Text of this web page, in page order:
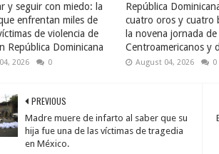
y seguir con miedo: la
enfrentan miles de
de violencia de
República Dominicana
2026 0
República
cuatro oros y cuatro
la novena jornada de
Centroamericanos y
August 04, 2026 0
PREVIOUS
Madre muere de infarto al saber que su
hija fue una de las víctimas de tragedia
en México.